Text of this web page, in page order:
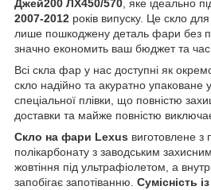
Джей200 ЛХ450/570, яке ідеально
2007-2012 років випуску. Це скло
лише пошкоджену деталь фари без
значно економить ваш бюджет та
Всі скла фар у нас доступні як
скло надійно та акуратно упаковане
спеціальної плівки, що повністю
доставки та майже повністю
Скло на фари Lexus виготовлене з
полікарбонату з заводським
жовтіння під ультрафіолетом, а
запобігає запотіванню. Сумісність